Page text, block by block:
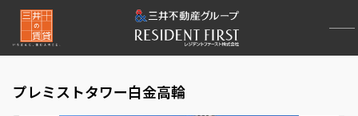
プレミストタワー白金高輪